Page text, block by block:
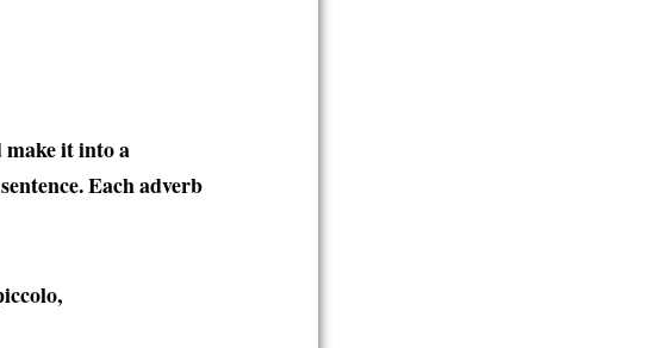
make it into a
Each adverb